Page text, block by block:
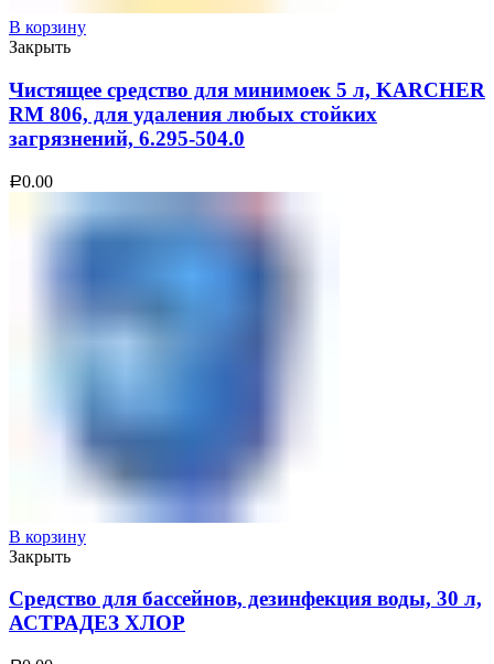
В корзину
Закрыть
Чистящее средство для минимоек 5 л, KARCHER
RM 806, для удаления любых стойких
загрязнений, 6.295-504.0
Р0.00
В корзину
Закрыть
Средство для бассейнов, дезинфекция воды, 30 л,
АСТРАДЕЗ ХЛОР